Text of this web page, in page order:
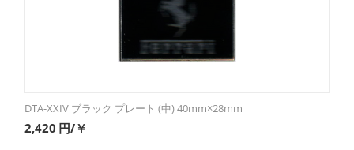
DTA-XXIV ブラック プレート (中) 40mm×28mm
2,420 円/￥